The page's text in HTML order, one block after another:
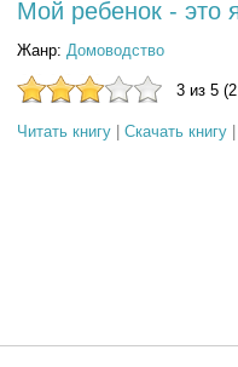
Мой ребенок - это
Жанр: Домоводство
3 из 5
Читать книгу Скачать книгу